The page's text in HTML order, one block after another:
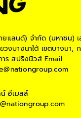
ยแลนด์) จำกัด (มหาชน)
วงบางนาใต้ เขตบางนา,
ร สปริงนิวส์Email:
อีเมลล์